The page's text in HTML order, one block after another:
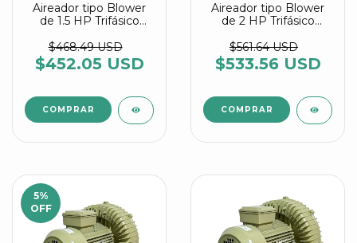
Aireador tipo Blower
de 1.5 HP Trifásico
T Agrair
$468.49 USD
$452.05 USD
Aireador tipo Blower
de 2 HP Trifásico
Agrair
$561.64 USD
$533.56 USD
5%
OFF